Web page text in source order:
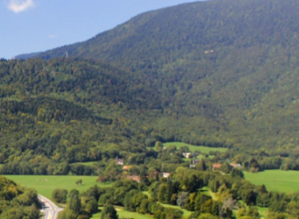
Fermer